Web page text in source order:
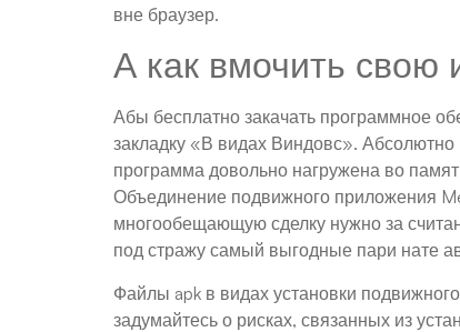
вне браузер.
А как вмочить свою
Абы бесплатно закачать программное
закладку «В видах Виндовс».
программа довольно нагружена во
Объединение подвижного приложения
многообещающую сделку нужно за
под стражу самый выгодные пари нате
Файлы apk в видах установки
задумайтесь о рисках, связанных из